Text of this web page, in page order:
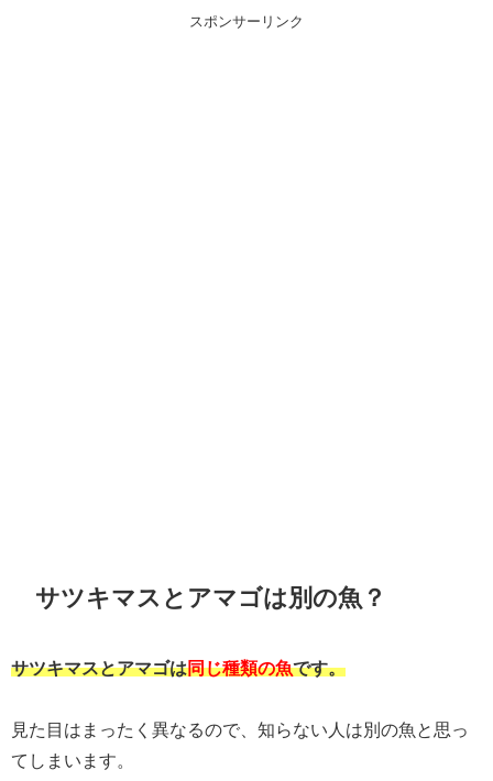
スポンサーリンク
サツキマスとアマゴは別の魚？
サツキマスとアマゴは同じ種類の魚です。
見た目はまったく異なるので、知らない人は別の魚と思っ
てしまいます。